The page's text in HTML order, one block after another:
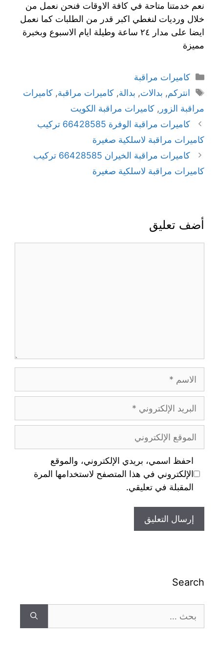
نعم خدمتنا متاحة في كافة الاوقات فنحن نعمل من
خلال ورديات لنغطي اكبر قدر من الطلبات كما نعمل
ايضا على مدار ٢٤ ساعة وطيلة ايام الاسبوع وبخبرة
مميزة
كاميرات مراقبة
انتركم, بدالات, بدالة, كاميرات مراقبة, كاميرات
مراقبة الزور , كاميرات مراقبة الكويت
كاميرات مراقبة الوفرة 66428585 تركيب
كاميرات مراقبة لاسلكية صغيرة
كاميرات مراقبة الخيران 66428585 تركيب
كاميرات مراقبة لاسلكية صغيرة
أضف تعليق
احفظ اسمي، بريدي الإلكتروني، والموقع
الإلكتروني في هذا المتصفح لاستخدامها المرة
المقبلة في تعليقي.
Search